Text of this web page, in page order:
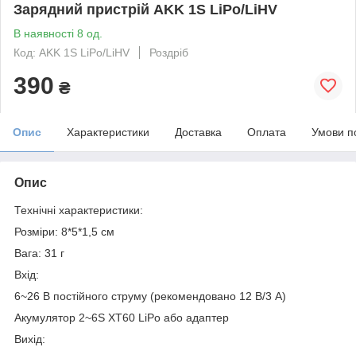
Зарядний пристрій AKK 1S LiPo/LiHV
В наявності 8 од.
Код: AKK 1S LiPo/LiHV
Роздріб
390 ₴
Опис Характеристики Доставка Оплата Умови
Опис
Технічні характеристики:
Розміри: 8*5*1,5 см
Вага: 31 г
Вхід:
6~26 В постійного струму (рекомендовано 12 В/3 А)
Акумулятор 2~6S XT60 LiPo або адаптер
Вихід: